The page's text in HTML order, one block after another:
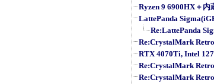
Ryzen 9 6900HX＋内
LattePanda
Re:LattePanda
Re:CrystalMark
RTX 4070Ti, Intel
Re:CrystalMark
Re:CrystalMark